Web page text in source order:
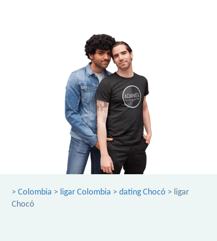
> Colombia > ligar Colombia > dating Chocó > ligar
Chocó